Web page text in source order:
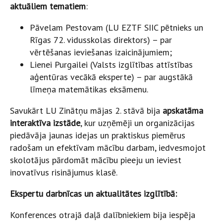
aktuāliem tematiem:
Pāvelam Pestovam (LU EZTF SIIC pētnieks un
Rīgas 72. vidusskolas direktors) – par
vērtēšanas ieviešanas izaicinājumiem;
Lienei Purgailei (Valsts izglītības attīstības
aģentūras vecākā eksperte) – par augstākā
līmeņa matemātikas eksāmenu.
Savukārt LU Zinātņu mājas 2. stāvā bija apskatāma
interaktīva izstāde, kur uzņēmēji un organizācijas
piedāvāja jaunas idejas un praktiskus piemērus
radošam un efektīvam mācību darbam, iedvesmojot
skolotājus pārdomāt mācību pieeju un ieviest
inovatīvus risinājumus klasē.
Ekspertu darbnīcas un aktualitātes izglītībā:
Konferences otrajā daļā dalībniekiem bija iespēja